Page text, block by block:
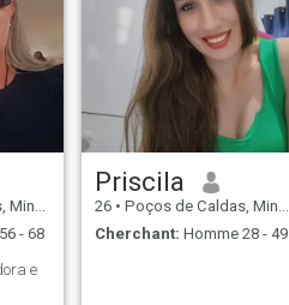
Brésil
- 68
e
Priscila
26 • Poços de Caldas, Minas Gerais, Brésil
Cherchant: Homme 28 - 49